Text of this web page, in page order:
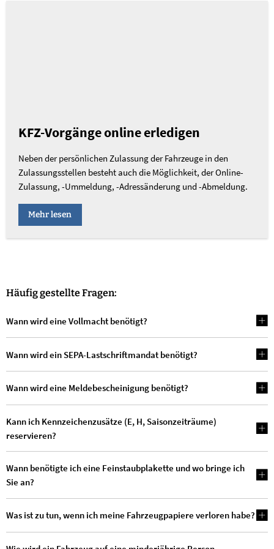
KFZ-Vorgänge online erledigen
Neben der persönlichen Zulassung der Fahrzeuge in den
Zulassungsstellen besteht auch die Möglichkeit, der Online-
Zulassung, -Ummeldung, -Adressänderung und -Abmeldung.
Mehr lesen
Häufig gestellte Fragen:
Wann wird eine Vollmacht benötigt?
Wann wird ein SEPA-Lastschriftmandat benötigt?
Wann wird eine Meldebescheinigung benötigt?
Kann ich Kennzeichenzusätze (E, H, Saisonzeiträume)
reservieren?
Wann benötigte ich eine Feinstaubplakette und wo bringe ich
Sie an?
Was ist zu tun, wenn ich meine Fahrzeugpapiere verloren habe?